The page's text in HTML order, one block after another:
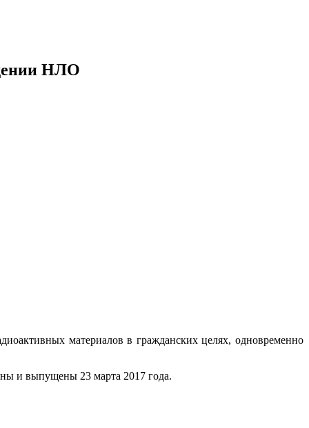
НЛО
материалов в гражданских целях, одновременно
и выпущены 23 марта 2017 года.